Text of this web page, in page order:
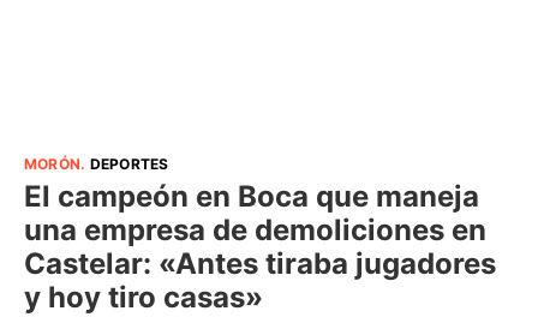
MORÓN. DEPORTES
El campeón en Boca que maneja
una empresa de demoliciones en
Castelar: «Antes tiraba jugadores
y hoy tiro casas»